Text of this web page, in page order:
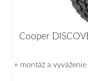
Cooper
+ montáž a